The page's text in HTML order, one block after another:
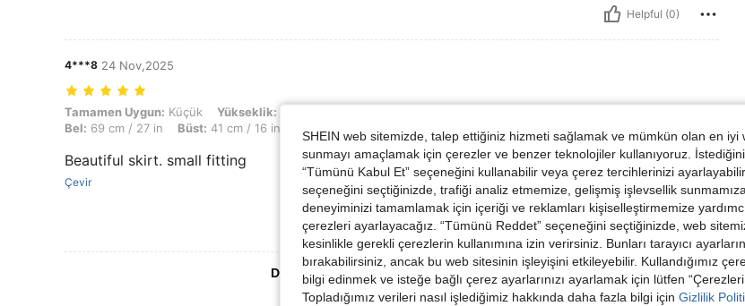
Helpful (0)
4***8 24 Nov,2025
Tamamen Uygun: Küçük, Yükseklik: 138 cm / 54 in, Ağırlık: 34 kg / 75 lbs, KALÇA: 50 cm / 20 in, Bel: 69 cm / 27 in, Büst: 41 cm / 16 in,
Tamamen Uygun: Küçük Yükseklik:
Bel: 69 cm / 27 in Büst: 41 cm / 16 in
Beautiful skirt. small fitting
Çevir
Helpful (0)
Daha Fazla Değerlendirme Görüntüle
SHEIN web sitemizde, talep ettiğiniz hizmeti sağlamak ve mümkün olan en iyi
sunmayı amaçlamak için çerezler ve benzer teknolojiler kullanıyoruz.
“Tümünü Kabul Et” seçeneğini kullanabilir veya çerez tercihlerinizi
seçeneğini seçtiğinizde, trafiği analiz etmemize, gelişmiş işlevsellik
deneyiminizi tamamlamak için içeriği ve reklamları kişiselleştirmemize
çerezleri ayarlayacağız. “Tümünü Reddet” seçeneğini seçtiğinizde, web
kesinlikle gerekli çerezlerin kullanımına izin verirsiniz. Bunları tarayıcı
bırakabilirsiniz, ancak bu web sitesinin işleyişini etkileyebilir. Kullandığımız
bilgi edinmek ve isteğe bağlı çerez ayarlarınızı ayarlamak için lütfen
Topladığımız verileri nasıl işlediğimiz hakkında daha fazla bilgi için Gizlilik